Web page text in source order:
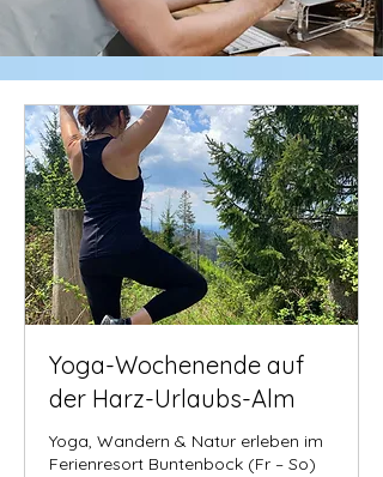
Yoga-Wochenende auf
der Harz-Urlaubs-Alm
Yoga, Wandern & Natur erleben im
Ferienresort Buntenbock (Fr – So)